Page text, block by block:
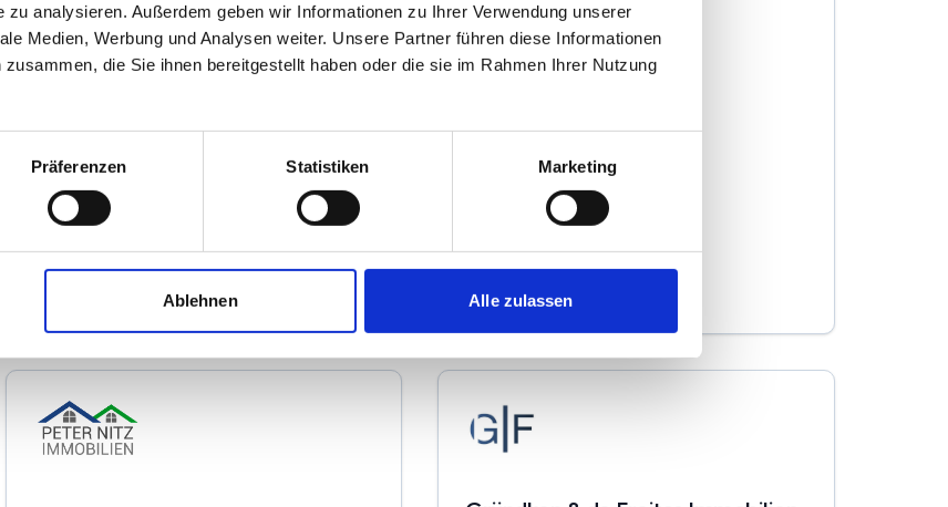
zu analysieren. Außerdem geben wir Informationen zu Ihrer Verwendung unserer
Medien, Werbung und Analysen weiter. Unsere Partner führen diese Informationen
die Sie ihnen bereitgestellt haben oder die sie im Rahmen Ihrer Nutzung
Präferenzen Statistiken Marketing
Ablehnen Alle zulassen
Weissleder Immobilien
Immobilienmakler
Schützenhof 3
IMMONAD GmbH
Immobilienmakler
Grabenstraße 28
zum Anbieter